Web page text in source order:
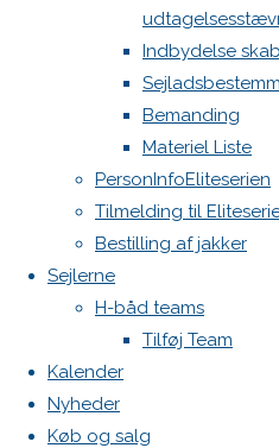
Indbydelse
Bemanding
Materiel Liste
PersonInfoEliteserien
Tilmelding til
Bestilling af jakker
Sejlerne
H-båd teams
Tilføj Team
Kalender
Nyheder
Køb og salg
Din e-
mailadresse
vil ikke
publiceret.
Krævede
felter er
markeret
med
Comment